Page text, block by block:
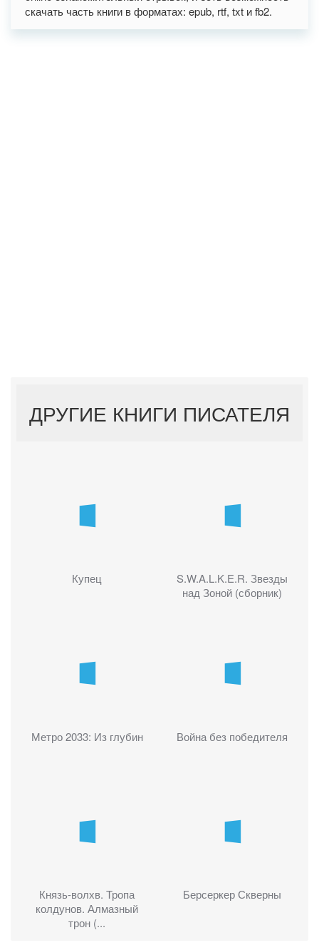
скачать часть книги в форматах: epub, rtf, txt и fb2.
ДРУГИЕ КНИГИ ПИСАТЕЛЯ
Купец
S.W.A.L.K.E.R. Звезды
над Зоной (сборник)
Метро 2033: Из глубин Война без победителя
Князь-волхв. Тропа
колдунов. Алмазный
трон (...
Берсеркер Скверны